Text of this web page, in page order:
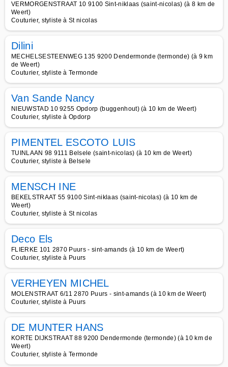
VERMORGENSTRAAT 10 9100 Sint-niklaas (saint-nicolas) (à 8 km de
Weert)
Couturier, styliste à St nicolas
Dilini
MECHELSESTEENWEG 135 9200 Dendermonde (termonde) (à 9 km
de Weert)
Couturier, styliste à Termonde
Van Sande Nancy
NIEUWSTAD 10 9255 Opdorp (buggenhout) (à 10 km de Weert)
Couturier, styliste à Opdorp
PIMENTEL ESCOTO LUIS
TUINLAAN 98 9111 Belsele (saint-nicolas) (à 10 km de Weert)
Couturier, styliste à Belsele
MENSCH INE
BEKELSTRAAT 55 9100 Sint-niklaas (saint-nicolas) (à 10 km de
Weert)
Couturier, styliste à St nicolas
Deco Els
FLIERKE 101 2870 Puurs - sint-amands (à 10 km de Weert)
Couturier, styliste à Puurs
VERHEYEN MICHEL
MOLENSTRAAT 6/11 2870 Puurs - sint-amands (à 10 km de Weert)
Couturier, styliste à Puurs
DE MUNTER HANS
KORTE DIJKSTRAAT 88 9200 Dendermonde (termonde) (à 10 km de
Weert)
Couturier, styliste à Termonde